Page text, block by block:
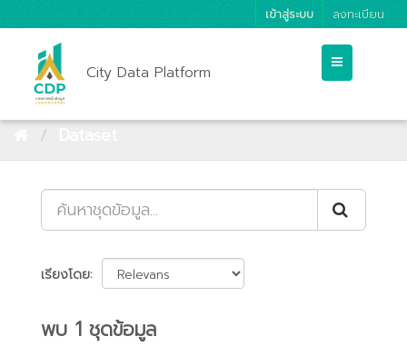
เข้าสู่ระบบ ลงทะเบียน
City Data Platform
เรียงโดย
พบ 1 ชุดข้อมูล